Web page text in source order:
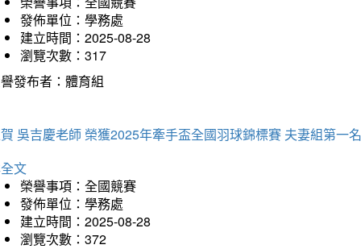
發佈單位：學務處
建立時間：2025-08-28
瀏覽次數：317
發布者：體育組
吳吉慶老師 榮獲2025年牽手盃全國羽球錦標賽 夫妻組第一名
文
榮譽事項：全國競賽
發佈單位：學務處
建立時間：2025-08-28
瀏覽次數：372